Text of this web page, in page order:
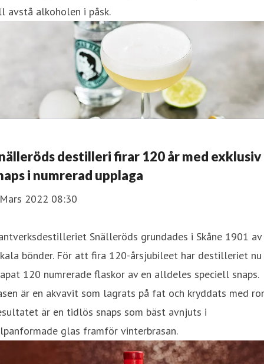
avstå alkoholen i påsk.
destilleri firar 120 år med exklusiv
i numrerad upplaga
2022 08:30
Snälleröds grundades i Skåne 1901 av
bönder. För att fira 120-årsjubileet har destilleriet nu
120 numrerade flaskor av en alldeles speciell snaps.
är en akvavit som lagrats på fat och kryddats med
är en tidlös snaps som bäst avnjuts i
glas framför vinterbrasan.